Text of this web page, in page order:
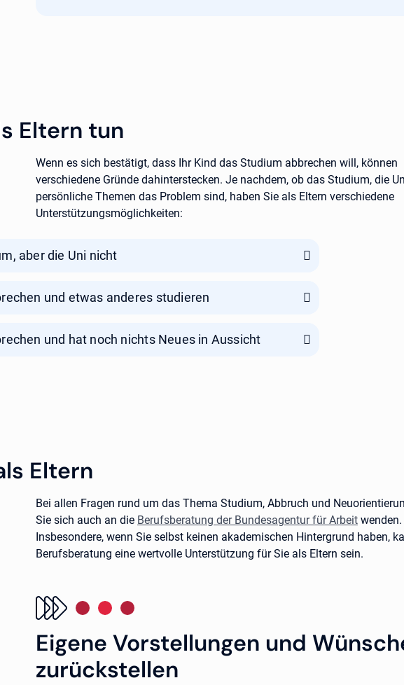
Eltern tun
Wenn es sich bestätigt, dass Ihr Kind das Studium abbrechen will, können
verschiedene Gründe dahinterstecken. Je nachdem, ob das Studium, die
persönliche Themen das Problem sind, haben Sie als Eltern verschiedene
Unterstützungsmöglichkeiten:
aber die Uni nicht
und etwas anderes studieren
und hat noch nichts Neues in Aussicht
Eltern
Bei allen Fragen rund um das Thema Studium, Abbruch und
Sie sich auch an die Berufsberatung der Bundesagentur für Arbeit wenden.
Insbesondere, wenn Sie selbst keinen akademischen Hintergrund haben,
Berufsberatung eine wertvolle Unterstützung für Sie als Eltern sein.
Eigene Vorstellungen und
zurückstellen